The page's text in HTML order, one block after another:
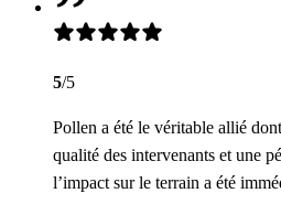
5/5
Pollen a été le véritable allié
qualité des intervenants et une
l’impact sur le terrain a été